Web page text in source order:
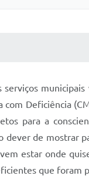
Deficiência
para a
de mostrar
estar onde
que foram